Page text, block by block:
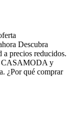
Descubra
a precios reducidos.
y
¿Por qué comprar